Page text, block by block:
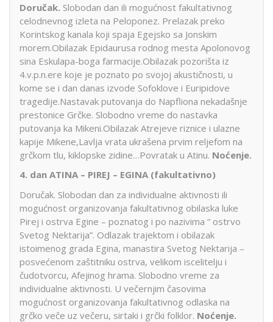
Doručak. Slobodan dan ili mogućnost fakultativnog
celodnevnog izleta na Peloponez. Prelazak preko
Korintskog kanala koji spaja Egejsko sa Jonskim
morem.Obilazak Epidaurusa rodnog mesta Apolonovog
sina Eskulapa-boga farmacije.Obilazak pozorišta iz
4.v.p.n.ere koje je poznato po svojoj akustičnosti, u
kome se i dan danas izvode Sofoklove i Euripidove
tragedije.Nastavak putovanja do Napfliona nekadašnje
prestonice Grčke. Slobodno vreme do nastavka
putovanja ka Mikeni.Obilazak Atrejeve riznice i ulazne
kapije Mikene,Lavlja vrata ukrašena prvim reljefom na
grčkom tlu, kiklopske zidine…Povratak u Atinu. Noćenje.
4. dan ATINA – PIREJ – EGINA (fakultativno)
Doručak. Slobodan dan za individualne aktivnosti ili
mogućnost organizovanja fakultativnog obilaska luke
Pirej i ostrva Egine – poznatog i po nazivima “ ostrvo
Svetog Nektarija”. Odlazak trajektom i obilazak
istoimenog grada Egina, manastira Svetog Nektarija –
posvećenom zaštitniku ostrva, velikom iscelitelju i
čudotvorcu, Afejinog hrama. Slobodno vreme za
individualne aktivnosti. U večernjim časovima
mogućnost organizovanja fakultativnog odlaska na
grčko veče uz večeru, sirtaki i grčki folklor. Noćenje.